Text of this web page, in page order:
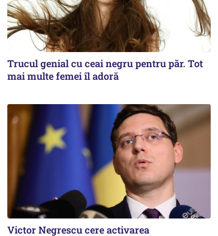
Trucul genial cu ceai negru pentru păr. Tot
mai multe femei îl adoră
Victor Negrescu cere activarea